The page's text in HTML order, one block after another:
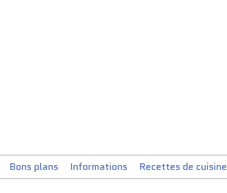
Bons plans Informations Recettes de cuisine